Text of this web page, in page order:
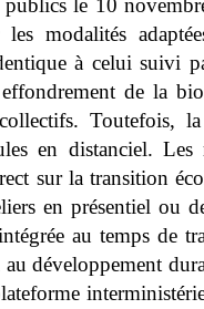
le 10
modalités
à celui suivi
de la
Toutefois,
en distanciel.
sur la transition
en présentiel ou
au temps de
développement